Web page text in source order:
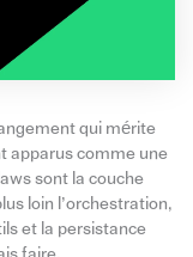
qui mérite
apparus comme une
sont la couche
loin l’orchestration,
et la persistance